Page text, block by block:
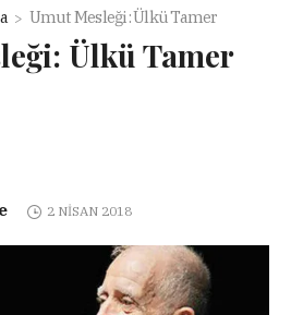
Umut Mesleği: Ülkü Tamer
Ülkü Tamer
2 NISAN 2018